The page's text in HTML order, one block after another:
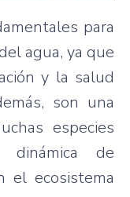
para
agua, ya que
y la salud
son una
especies
dinámica de
el ecosistema